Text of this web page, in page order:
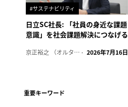
#サステナビリティ
日立SC社長: 「社員の身近な課題
意識」を社会課題解決につなげる
京正裕之 （オルタナ副編集長） 2026年7月16日
重要キーワード